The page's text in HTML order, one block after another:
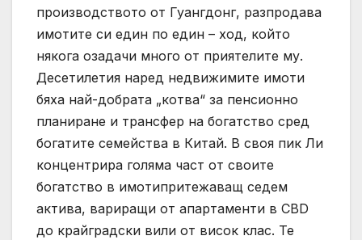
производството от Гуангдонг, разпродава
имотите си един по един – ход, който
някога озадачи много от приятелите му.
Десетилетия наред недвижимите имоти
бяха най-добрата „котва“ за пенсионно
планиране и трансфер на богатство сред
богатите семейства в Китай. В своя пик Ли
концентрира голяма част от своите
богатство в имотипритежаващ седем
актива, вариращи от апартаменти в CBD
до крайградски вили от висок клас. Те